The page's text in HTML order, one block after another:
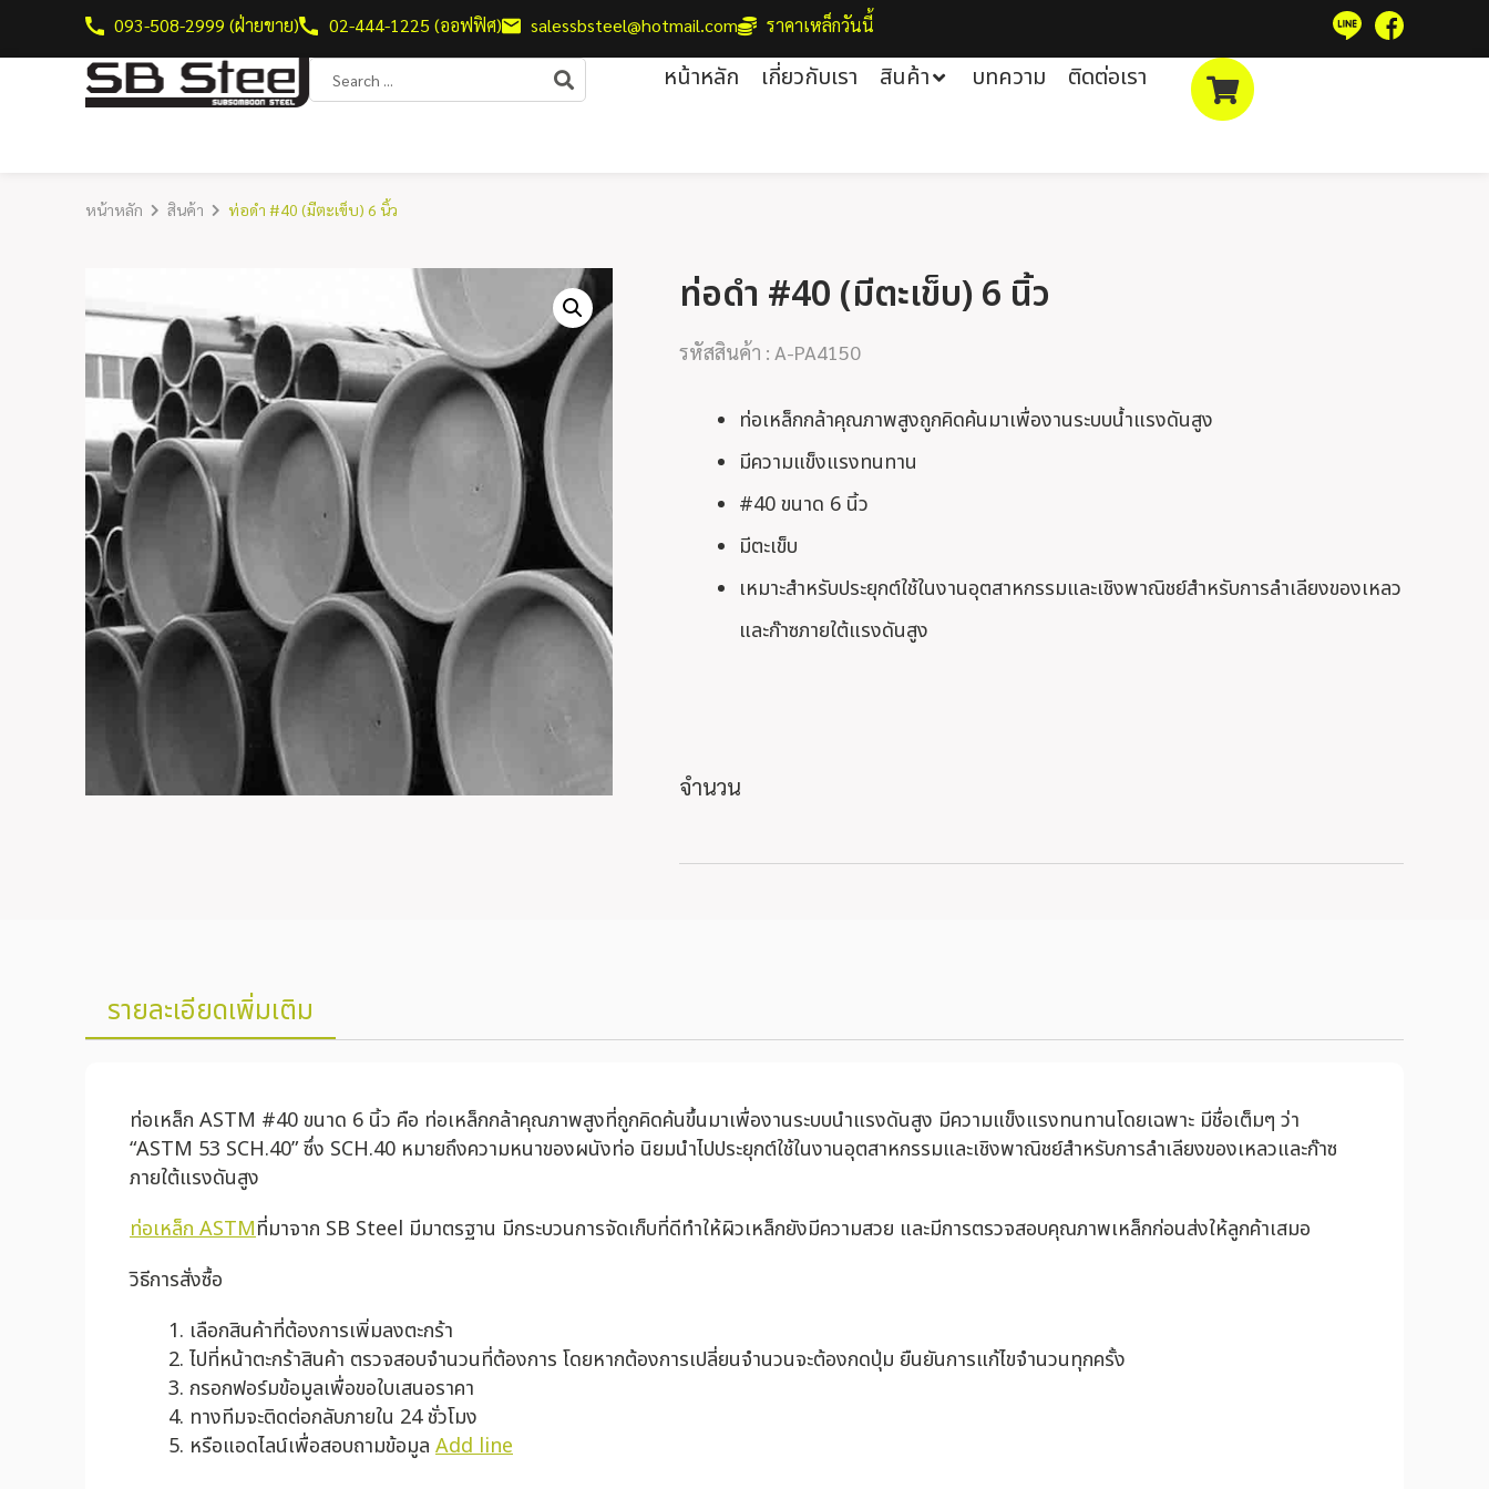
093-508-2999 (ฝ่ายขาย) 02-444-1225 (ออฟฟิศ) salessbsteel@hotmail.com ราคาเหล็กวันนี้
หน้าหลัก เกี่ยวกับเรา สินค้า บทความ ติดต่อเรา
หน้าหลัก สินค้า ท่อดำ #40 (มีตะเข็บ) 6 นิ้ว
ท่อดำ #40 (มีตะเข็บ) 6 นิ้ว
รหัสสินค้า : A-PA4150
ท่อเหล็กกล้าคุณภาพสูงถูกคิดค้นมาเพื่องานระบบน้ำแรงดันสูง
มีความแข็งแรงทนทาน
#40 ขนาด 6 นิ้ว
มีตะเข็บ
เหมาะสำหรับประยุกต์ใช้ในงานอุตสาหกรรมและเชิงพาณิชย์สำหรับการลำเลียงของเหลว
และก๊าซภายใต้แรงดันสูง
จำนวน
รายละเอียดเพิ่มเติม
ท่อเหล็ก ASTM #40 ขนาด 6 นิ้ว คือ ท่อเหล็กกล้าคุณภาพสูงที่ถูกคิดค้นขึ้นมาเพื่องานระบบนำแรงดันสูง มีความแข็งแรงทนทานโดยเฉพาะ มีชื่อเต็มๆ ว่า
“ASTM 53 SCH.40” ซึ่ง SCH.40 หมายถึงความหนาของผนังท่อ นิยมนำไปประยุกต์ใช้ในงานอุตสาหกรรมและเชิงพาณิชย์สำหรับการลำเลียงของเหลวและก๊าซ
ภายใต้แรงดันสูง
ท่อเหล็ก ASTMที่มาจาก SB Steel มีมาตรฐาน มีกระบวนการจัดเก็บที่ดีทำให้ผิวเหล็กยังมีความสวย และมีการตรวจสอบคุณภาพเหล็กก่อนส่งให้ลูกค้าเสมอ
วิธีการสั่งซื้อ
เลือกสินค้าที่ต้องการเพิ่มลงตะกร้า
ไปที่หน้าตะกร้าสินค้า ตรวจสอบจำนวนที่ต้องการ โดยหากต้องการเปลี่ยนจำนวนจะต้องกดปุ่ม ยืนยันการแก้ไขจำนวนทุกครั้ง
กรอกฟอร์มข้อมูลเพื่อขอใบเสนอราคา
ทางทีมจะติดต่อกลับภายใน 24 ชั่วโมง
หรือแอดไลน์เพื่อสอบถามข้อมูล Add line